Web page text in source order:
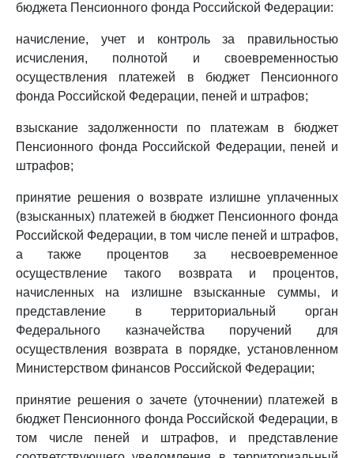
бюджета Пенсионного фонда Российской Федерации:
начисление, учет и контроль за правильностью
исчисления, полнотой и своевременностью
осуществления платежей в бюджет Пенсионного
фонда Российской Федерации, пеней и штрафов;
взыскание задолженности по платежам в бюджет
Пенсионного фонда Российской Федерации, пеней и
штрафов;
принятие решения о возврате излишне уплаченных
(взысканных) платежей в бюджет Пенсионного фонда
Российской Федерации, в том числе пеней и штрафов,
а также процентов за несвоевременное
осуществление такого возврата и процентов,
начисленных на излишне взысканные суммы, и
представление в территориальный орган
Федерального казначейства поручений для
осуществления возврата в порядке, установленном
Министерством финансов Российской Федерации;
принятие решения о зачете (уточнении) платежей в
бюджет Пенсионного фонда Российской Федерации, в
том числе пеней и штрафов, и представление